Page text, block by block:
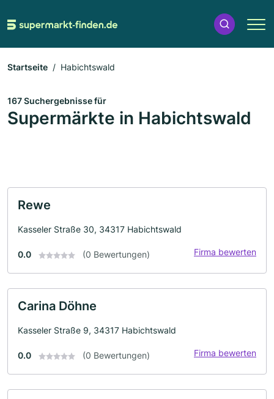
Startseite Habichtswald
167 Suchergebnisse für
Supermärkte in Habichtswald
Rewe
Kasseler Straße 30, 34317 Habichtswald
0.0 (0 Bewertungen) Firma bewerten
Carina Döhne
Kasseler Straße 9, 34317 Habichtswald
0.0 (0 Bewertungen) Firma bewerten